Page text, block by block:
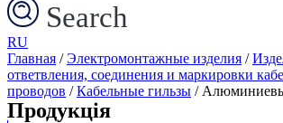
Search
RU
Главная /Электромонтажные изделия /
ответвления, соединения и маркировки
проводов /Кабельные гильзы /
Продукція